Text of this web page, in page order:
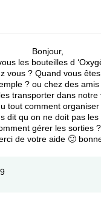
Bonjour,
les bouteilles d
vous ? Quand vous
? ou chez des amis
transporter dans notre
tout comment
dit qu on ne doit pas
gérer les sorties
de votre aide 🙂